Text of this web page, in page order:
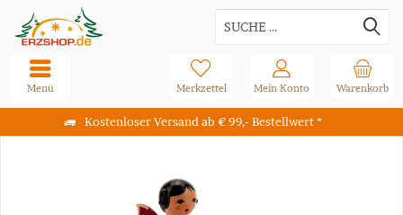
Kostenloser Versand ab € 99,- Bestellwert *
Warenkorb
Merkzettel Mein Konto
Menü